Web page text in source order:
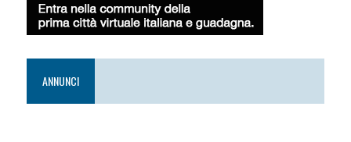
ANNUNCI